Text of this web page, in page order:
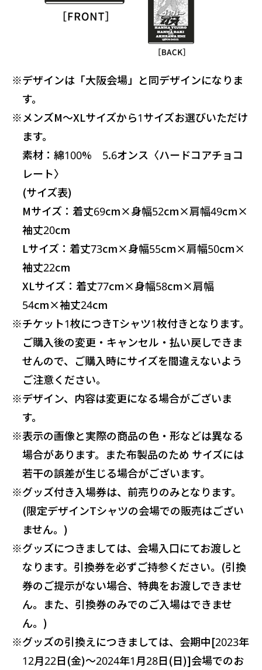
※デザインは「大阪会場」と同デザインになりま
す。
※メンズM〜XLサイズから1サイズお選びいただけ
ます。
素材：綿100% 5.6オンス〈ハードコアチョコ
レート〉
(サイズ表)
Mサイズ：着丈69cm×身幅52cm×肩幅49cm×
袖丈20cm
Lサイズ：着丈73cm×身幅55cm×肩幅50cm×
袖丈22cm
XLサイズ：着丈77cm×身幅58cm×肩幅
54cm×袖丈24cm
※チケット1枚につきTシャツ1枚付きとなります。
ご購入後の変更・キャンセル・払い戻しできま
せんので、ご購入時にサイズを間違えないよう
ご注意ください。
※デザイン、内容は変更になる場合がございま
す。
※表示の画像と実際の商品の色・形などは異なる
場合があります。また布製品のため サイズには
若干の誤差が生じる場合がございます。
※グッズ付き入場券は、前売りのみとなります。
(限定デザインTシャツの会場での販売はござい
ません。)
※グッズにつきましては、会場入口にてお渡しと
なります。引換券を必ずご持参ください。(引換
券のご提示がない場合、特典をお渡しできませ
ん。また、引換券のみでのご入場はできませ
ん。)
※グッズの引換えにつきましては、会期中[2023年
12月22日(金)〜2024年1月28日(日)]会場でのお